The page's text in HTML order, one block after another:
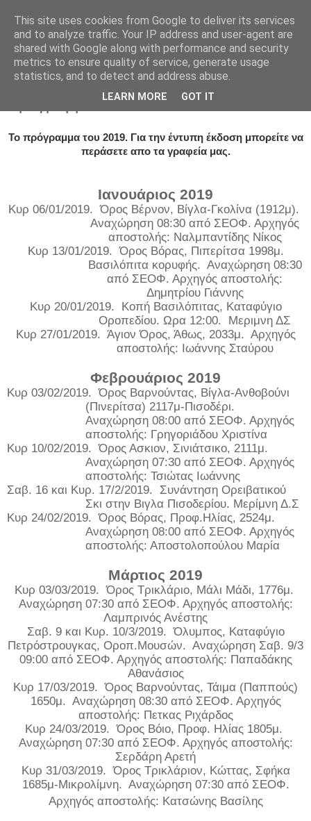
Πρόγραμμα 2019
Το πρόγραμμα του 2019. Για την έντυπη έκδοση μπορείτε να
περάσετε απο τα γραφεία μας.
Ιανουάριος 2019
Κυρ 06/01/2019. Όρος Βέρνον, Βίγλα-Γκολίνα (1912μ).
Αναχώρηση 08:30 από ΣΕΟΦ. Αρχηγός
αποστολής: Ναλμπαντίδης Νίκος
Κυρ 13/01/2019. Όρος Βόρας, Πιπερίτσα 1998μ.
Βασιλόπιτα κορυφής. Αναχώρηση 08:30
από ΣΕΟΦ. Αρχηγός αποστολής:
Δημητρίου Γιάννης
Κυρ 20/01/2019. Κοπή Βασιλόπιτας, Καταφύγιο
Οροπεδίου. Ωρα 12:00. Μεριμνη ΔΣ
Κυρ 27/01/2019. Άγιον Όρος, Άθως, 2033μ. Αρχηγός
αποστολής: Ιωάννης Σταύρου
Φεβρουάριος 2019
Κυρ 03/02/2019. Όρος Βαρνούντας, Βίγλα-Ανθοβούνι
(Πινερίτσα) 2117μ-Πισοδέρι.
Αναχώρηση 08:00 από ΣΕΟΦ. Αρχηγός
αποστολής: Γρηγοριάδου Χριστίνα
Κυρ 10/02/2019. Όρος Ασκιον, Σινιάτσικο, 2111μ.
Αναχώρηση 07:30 από ΣΕΟΦ. Αρχηγός
αποστολής: Τσιώτας Ιωάννης
Σαβ. 16 και Κυρ. 17/2/2019. Συνάντηση Ορειβατικού
Σκι στην Βιγλα Πισοδερίου. Μερίμνη Δ.Σ
Κυρ 24/02/2019. Όρος Βόρας, Προφ.Ηλίας, 2524μ.
Αναχώρηση 08:00 από ΣΕΟΦ. Αρχηγός
αποστολής: Αποστολοπούλου Μαρία
Μάρτιος 2019
Κυρ 03/03/2019. Όρος Τρικλάριο, Μάλι Μάδι, 1776μ.
Αναχώρηση 07:30 από ΣΕΟΦ. Αρχηγός αποστολής:
Λαμπρινός Ανέστης
Σαβ. 9 και Κυρ. 10/3/2019. Όλυμπος, Καταφύγιο
Πετρόστρουγκας, Οροπ.Μουσών. Αναχώρηση Σαβ. 9/3
09:00 από ΣΕΟΦ. Αρχηγός αποστολής: Παπαδάκης
Αθανάσιος
Κυρ 17/03/2019. Όρος Βαρνούντας, Τάιμα (Παππούς)
1650μ. Αναχώρηση 08:30 από ΣΕΟΦ. Αρχηγός
αποστολής: Πετκας Ριχάρδος
Κυρ 24/03/2019. Όρος Βόιο, Προφ. Ηλίας 1805μ.
Αναχώρηση 07:30 από ΣΕΟΦ. Αρχηγός αποστολής:
Σερδάρη Αρετή
Κυρ 31/03/2019. Όρος Τρικλάριον, Κώττας, Σφήκα
1685μ-Μικρολίμνη. Αναχώρηση 07:30 από ΣΕΟΦ.
Αρχηγός αποστολής: Κατσώνης Βασίλης
This site uses cookies from Google to deliver its services
and to analyze traffic. Your IP address and user-agent are
shared with Google along with performance and security
metrics to ensure quality of service, generate usage
statistics, and to detect and address abuse.
LEARN MORE GOT IT